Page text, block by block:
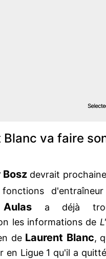
Blanc va faire
Bosz devrait
a déjà
les informations de
de Laurent Blanc,
en Ligue 1 qu'il a